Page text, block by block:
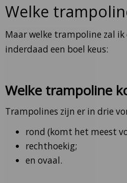
Welke
Maar welke trampoline zal ik
inderdaad een boel keus:
Welke trampoline
Trampolines zijn er in drie
rond (komt het meest
rechthoekig;
en ovaal.